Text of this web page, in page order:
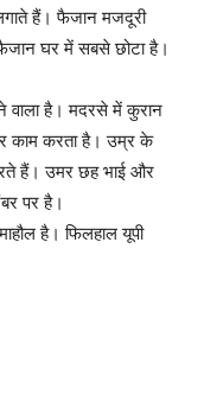
हैं। फैजान मजदूरी
घर में सबसे छोटा है।
वाला है। मदरसे में कुरान
काम करता है। उम्र के
हैं। उमर छह भाई और
पर है।
है। फिलहाल यूपी